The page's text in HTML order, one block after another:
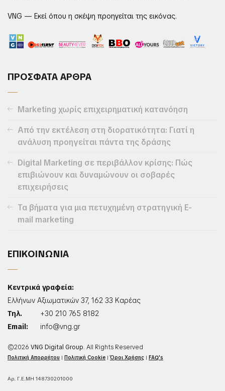
VNG — Εκεί όπου η σκέψη προηγείται της εικόνας.
ΠΡΟΣΦΑΤΑ ΑΡΘΡΑ
Marketing χωρίς επιχειρηματική κατανόηση
Από την εκτέλεση στη διορατικότητα: Γιατί η
ανάλυση προηγείται πάντα της δράσης
Digital Marketing σε περιβάλλον κρίσης: Πώς
επιβιώνουν και δυναμώνουν οι σοβαρές
επιχειρήσεις
Τα βήματα για μια πετυχημένη στρατηγική E-
mail marketing
ΕΠΙΚΟΙΝΩΝΙΑ
Κεντρικά γραφεία:
Ελλήνων Αξιωματικών 37, 162 33 Καρέας
Τηλ.
+30 210 765 8182
Email:
info@vng.gr
©2026 VNG Digital Group. All Rights Reserved
Πολιτική Απορρήτου | Πολιτική Cookie |Όροι Χρήσης | FAQ's
Αρ. Γ.Ε.ΜΗ 148730201000